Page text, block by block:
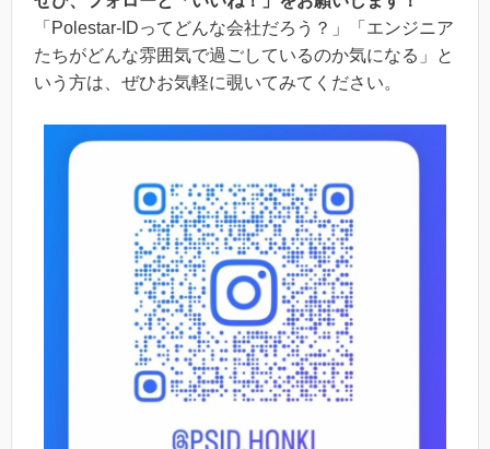
「Polestar-IDってどんな会社だろう？」「エンジニア
たちがどんな雰囲気で過ごしているのか気になる」と
いう方は、ぜひお気軽に覗いてみてください。